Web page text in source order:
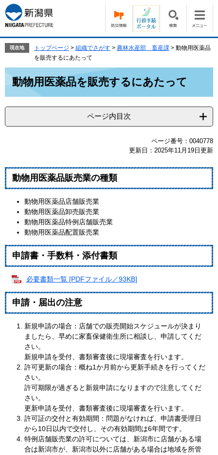
ー
ジ
の
で
す。
ニ
ュ
ー
ば
本
文
現在地 トップページ > 組織でさがす > 農林水産部 畜産課 > 動物用医薬品
を販売するにあたって
動物用医薬品を販売するにあたって
ページ内目次
ページ番号：0040778
更新日：2025年11月19日更新
動物用医薬品販売業の種類
動物用医薬品店舗販売業
動物用医薬品卸売販売業
動物用医薬品特例店舗販売業
動物用医薬品配置販売業
申請書・手数料・添付書類
必要書類一覧 [PDFファイル／93KB]
申請・届出の注意
新規申請の場合：店舗での販売開始スケジュールが決まり
ましたら、早めに家畜保健衛生所に相談し、申請してくだ
さい。
新規申請を受付、書類審査後に現場審査を行います。
許可更新の場合：概ね1か月前から更新手続きを行ってくだ
さい。
許可期限が過ぎると新規申請になりますので注意してくだ
さい。
更新申請を受付、書類審査後に現場審査を行います。
許可証の交付と有効期間：問題がなければ、申請書受理日
から10日以内で交付し、その有効期間は6年間です。
特例店舗販売業の許可については、新潟市に店舗がある場
合は新潟市が、新潟市以外に店舗がある場合は地域を所管